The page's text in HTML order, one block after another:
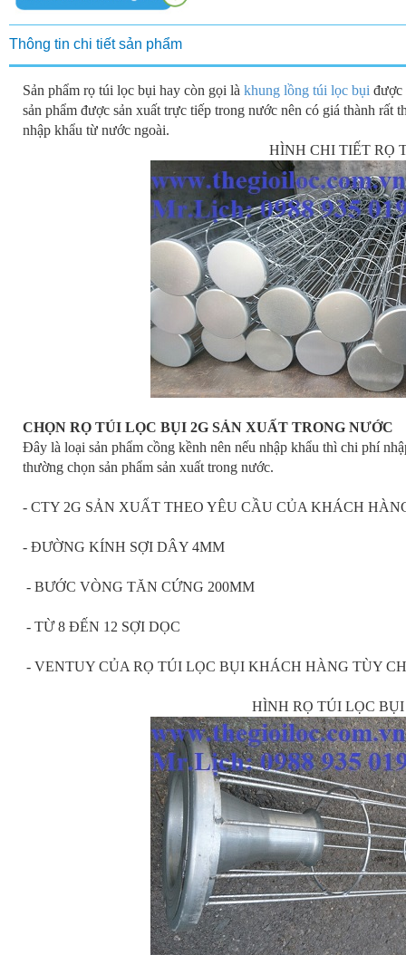
Thông tin chi tiết sản phẩm
Sản phẩm rọ túi lọc bụi hay còn gọi là khung lồng túi lọc bụi được
sản phẩm được sản xuất trực tiếp trong nước nên có giá thành rất
nhập khẩu từ nước ngoài.
HÌNH CHI TIẾT RỌ
CHỌN RỌ TÚI LỌC BỤI 2G SẢN XUẤT TRONG NƯỚC
Đây là loại sản phẩm cồng kềnh nên nếu nhập khẩu thì chi phí
thường chọn sản phẩm sản xuất trong nước.
- CTY 2G SẢN XUẤT THEO YÊU CẦU CỦA KHÁCH
- ĐƯỜNG KÍNH SỢI DÂY 4MM
- BƯỚC VÒNG TĂN CỨNG 200MM
- TỪ 8 ĐẾN 12 SỢI DỌC
- VENTUY CỦA RỌ TÚI LỌC BỤI KHÁCH HÀNG TÙY
HÌNH RỌ TÚI LỌC